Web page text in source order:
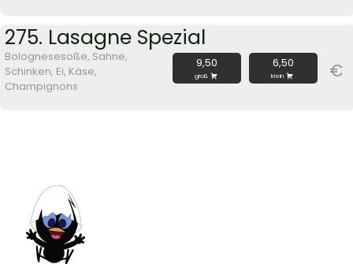
275. Lasagne Spezial
9,50
groß
6,50
klein €
Bolognesesoße, Sahne,
Schinken, Ei, Käse,
Champignons